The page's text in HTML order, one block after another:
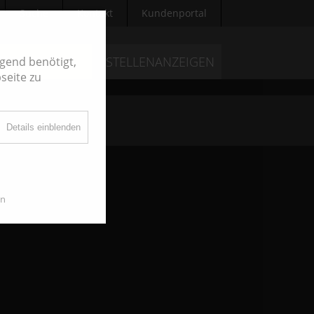
Suche Kontakt Kundenportal
STELLENANZEIGEN
benötigt,
zu
Details einblenden